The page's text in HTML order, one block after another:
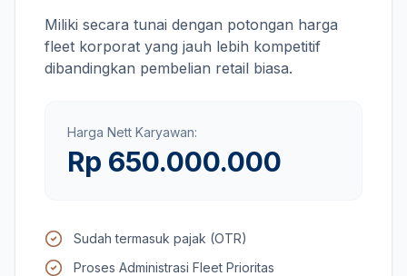
Miliki secara tunai dengan potongan harga
fleet korporat yang jauh lebih kompetitif
dibandingkan pembelian retail biasa.
Harga Nett Karyawan:
Rp 650.000.000
Sudah termasuk pajak (OTR)
Proses Administrasi Fleet Prioritas